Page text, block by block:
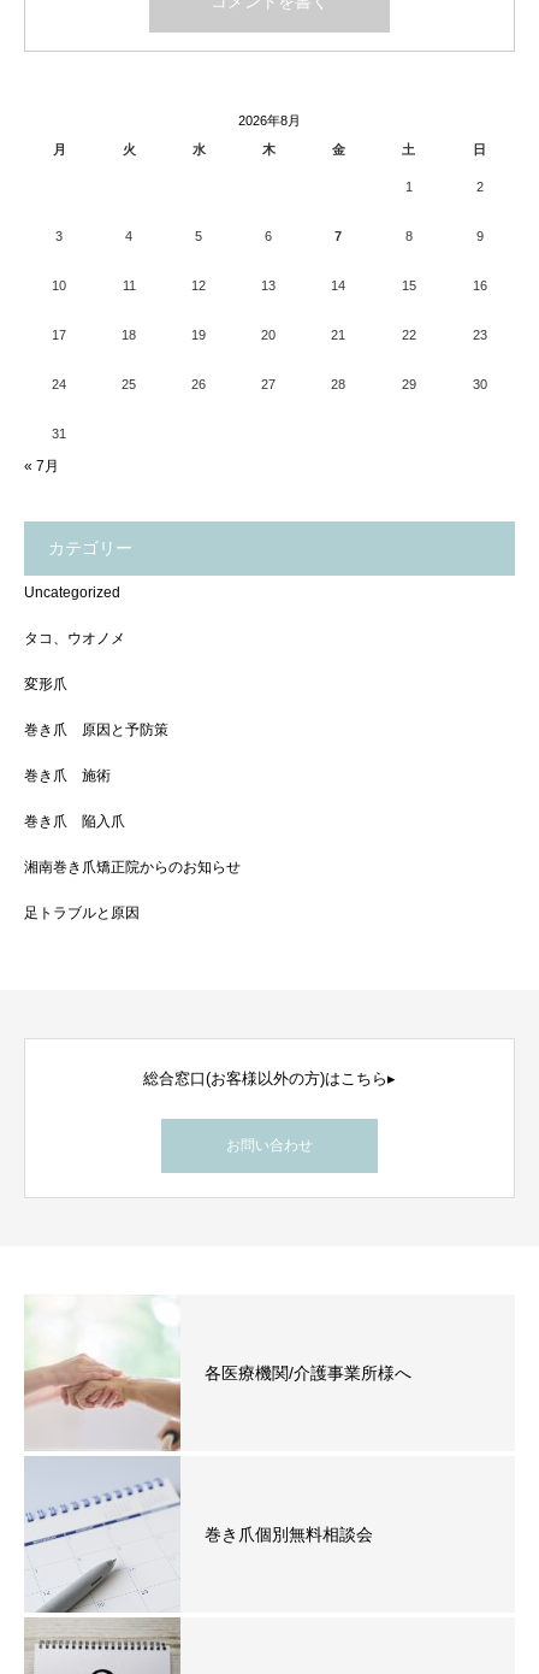
2026年8月
月
火 水 木 金 土 日
1 2
3 4 5 6 7 8 9
10 11 12 13 14 15 16
17 18 19 20 21 22 23
24 25 26 27 28 29 30
31
« 7月
カテゴリー
Uncategorized
タコ、ウオノメ
変形爪
巻き爪 原因と予防策
巻き爪 施術
巻き爪 陥入爪
湘南巻き爪矯正院からのお知らせ
足トラブルと原因
総合窓口(お客様以外の方)はこちら▸
お問い合わせ
各医療機関/介護事業所様へ
巻き爪個別無料相談会